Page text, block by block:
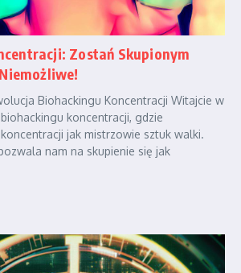
Zostań Skupionym
Biohackingu Koncentracji Witajcie w
koncentracji, gdzie
jak mistrzowie sztuk walki.
nam na skupienie się jak